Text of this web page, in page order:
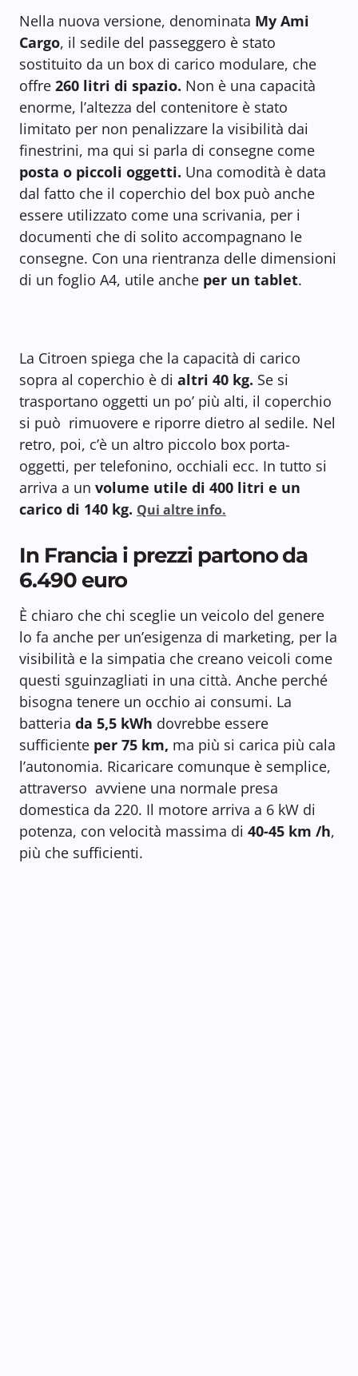
Nella nuova versione, denominata My Ami
Cargo, il sedile del passeggero è stato
sostituito da un box di carico modulare, che
offre 260 litri di spazio. Non è una capacità
enorme, l’altezza del contenitore è stato
limitato per non penalizzare la visibilità dai
finestrini, ma qui si parla di consegne come
posta o piccoli oggetti. Una comodità è data
dal fatto che il coperchio del box può anche
essere utilizzato come una scrivania, per i
documenti che di solito accompagnano le
consegne. Con una rientranza delle dimensioni
di un foglio A4, utile anche per un tablet.
La Citroen spiega che la capacità di carico
sopra al coperchio è di altri 40 kg. Se si
trasportano oggetti un po’ più alti, il coperchio
si può rimuovere e riporre dietro al sedile. Nel
retro, poi, c’è un altro piccolo box porta-
oggetti, per telefonino, occhiali ecc. In tutto si
arriva a un volume utile di 400 litri e un
carico di 140 kg. Qui altre info.
In Francia i prezzi partono da
6.490 euro
È chiaro che chi sceglie un veicolo del genere
lo fa anche per un’esigenza di marketing, per la
visibilità e la simpatia che creano veicoli come
questi sguinzagliati in una città. Anche perché
bisogna tenere un occhio ai consumi. La
batteria da 5,5 kWh dovrebbe essere
sufficiente per 75 km, ma più si carica più cala
l’autonomia. Ricaricare comunque è semplice,
attraverso avviene una normale presa
domestica da 220. Il motore arriva a 6 kW di
potenza, con velocità massima di 40-45 km /h,
più che sufficienti.